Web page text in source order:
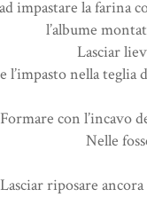
impastare la farina
l’albume
Lasciar
l’impasto nella teglia
Formare con l’incavo
Nelle
Lasciar riposare